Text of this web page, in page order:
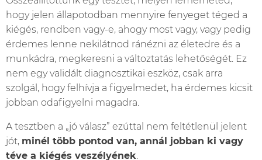
hogy jelen állapotodban mennyire fenyeget téged a
kiégés, rendben vagy-e, ahogy most vagy, vagy pedig
érdemes lenne nekilátnod ránézni az életedre és a
munkádra, megkeresni a változtatás lehetőségét. Ez
nem egy validált diagnosztikai eszköz, csak arra
szolgál, hogy felhívja a figyelmedet, ha érdemes kicsit
jobban odafigyelni magadra.
A tesztben a „jó válasz” ezúttal nem feltétlenül jelent
jót, minél több pontod van, annál jobban ki vagy
téve a kiégés veszélyének.